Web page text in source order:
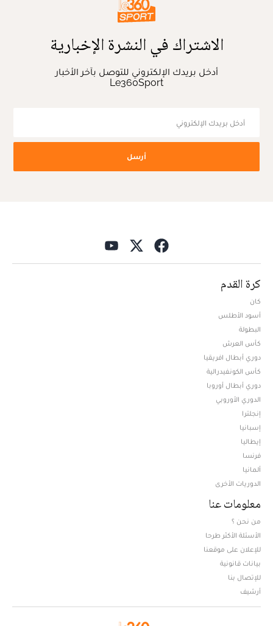
الاشتراك في النشرة الإخبارية
أدخل بريدك الإلكتروني للتوصل بآخر الأخبار
Le360Sport
أرسل
كرة القدم
كان
أسود الأطلس
البطولة
كأس العرش
دوري أبطال افريقيا
كأس الكونفيدرالية
دوري أبطال أوروبا
الدوري الأوروبي
إنجلترا
إسبانيا
إيطاليا
فرنسا
ألمانيا
الدوريات الأخرى
معلومات عنا
من نحن ؟
الأسئلة الأكثر طرحا
للإعلان على موقعنا
بيانات قانونية
للإتصال بنا
أرشيف